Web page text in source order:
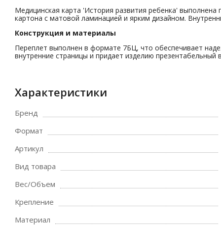
Медицинская карта 'История развития ребенка'
картона с матовой ламинацией и ярким дизайном.
Конструкция и материалы
Переплет выполнен в формате 7БЦ, что обеспечивает
внутренние страницы и придает изделию презентабельный
Характеристики
Бренд
Формат
Артикул
Вид товара
Вес/Объем
Крепление
Материал